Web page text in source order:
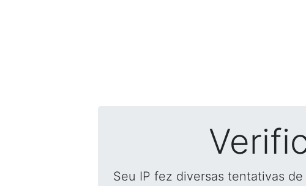
Seu IP fez diversas tentativas